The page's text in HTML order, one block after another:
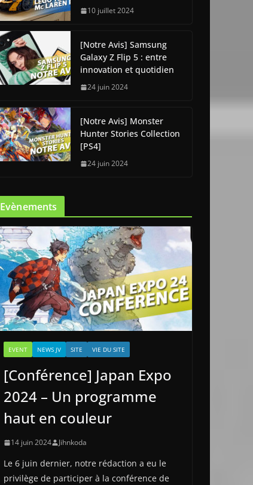
10 juillet 2024
[Notre Avis] Samsung
Galaxy Z Flip 5 : entre
innovation et quotidien
24 juin 2024
[Notre Avis] Monster
Hunter Stories Collection
[PS4]
24 juin 2024
Evènements
EVENT NEWS JV SITE VIE DU SITE
[Conférence] Japan Expo
2024 – Un programme
haut en couleur
14 juin 2024 Jihnkoda
Le 6 juin dernier, notre rédaction a eu le
privilège de participer à la conférence de